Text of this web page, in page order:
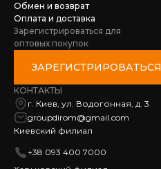
Обмен и возврат
Оплата и доставка
Зарегистрироваться для
оптовых покупок
ЗАРЕГИСТРИРОВАТЬСЯ
КОНТАКТЫ
г. Киев, ул. Водогонная, д. 3
groupdirom@gmail.com
Киевский филиал
+38 093 400 7000